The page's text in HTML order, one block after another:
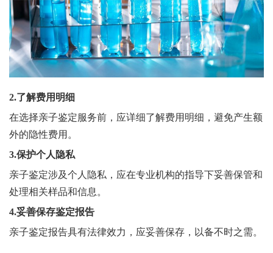
2.了解费用明细
在选择亲子鉴定服务前，应详细了解费用明细，避免产生额
外的隐性费用。
3.保护个人隐私
亲子鉴定涉及个人隐私，应在专业机构的指导下妥善保管和
处理相关样品和信息。
4.妥善保存鉴定报告
亲子鉴定报告具有法律效力，应妥善保存，以备不时之需。